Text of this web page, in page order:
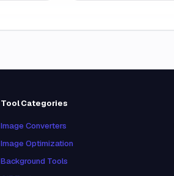
Tool Categories
Image Converters
Image Optimization
Background Tools